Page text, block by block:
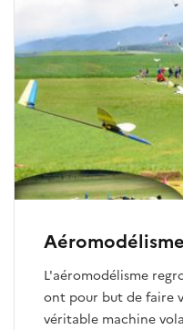
éléments de
être effectués en
groupe (5 gymnastes).
Aéromodélisme
L'aéromodélisme
ont pour but de faire
véritable machine